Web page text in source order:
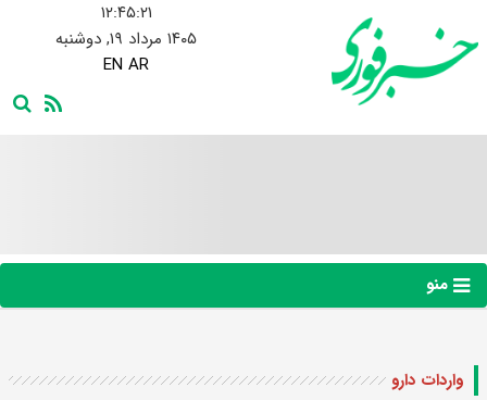
۱۲:۴۵:۲۲
۱۴۰۵ مرداد ۱۹, دوشنبه
EN AR
منو
واردات دارو